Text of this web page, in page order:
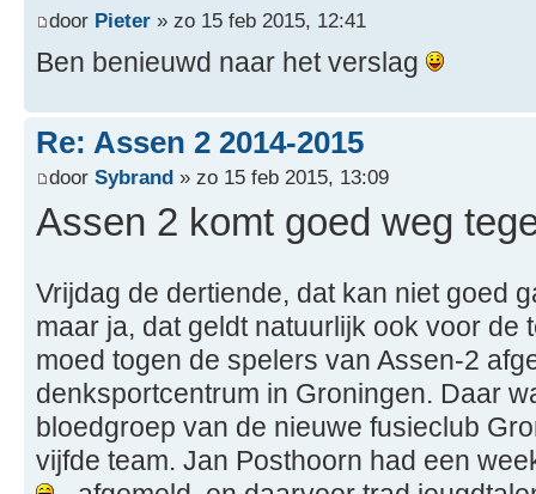
door Pieter » zo 15 feb 2015, 12:41
Ben benieuwd naar het verslag
Re: Assen 2 2014-2015
door Sybrand » zo 15 feb 2015, 13:09
Assen 2 komt goed weg
Vrijdag de dertiende, dat kan niet goed
maar ja, dat geldt natuurlijk ook voor de
moed togen de spelers van Assen-2
denksportcentrum in Groningen. Daar
bloedgroep van de nieuwe fusieclub
vijfde team. Jan Posthoorn had een